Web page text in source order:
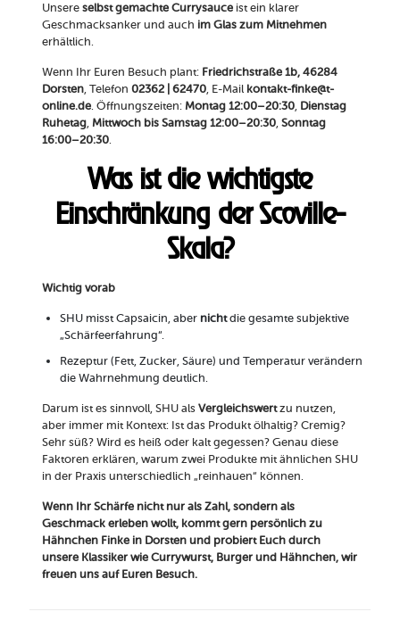
Unsere selbst gemachte Currysauceist ein klarer
Geschmacksanker und auch im Glas zum Mitnehmen
erhältlich.
Wenn Ihr Euren Besuch plant: Friedrichstraße 1b, 46284
Dorsten, Telefon 02362 | 62470, E-Mail kontakt-finke@t-
online.de. Öffnungszeiten: Montag 12:00–20:30, Dienstag
Ruhetag, Mittwoch bis Samstag 12:00–20:30, Sonntag
16:00–20:30.
Was ist die wichtigste
Einschränkung der Scoville-
Skala?
Wichtig vorab
SHU misst Capsaicin, aber nichtdie gesamte subjektive
„Schärfeerfahrung“.
Rezeptur (Fett, Zucker, Säure) und Temperatur verändern
die Wahrnehmung deutlich.
Darum ist es sinnvoll, SHU als Vergleichswertzu nutzen,
aber immer mit Kontext: Ist das Produkt ölhaltig? Cremig?
Sehr süß? Wird es heiß oder kalt gegessen? Genau diese
Faktoren erklären, warum zwei Produkte mit ähnlichen SHU
in der Praxis unterschiedlich „reinhauen“ können.
Wenn Ihr Schärfe nicht nur als Zahl, sondern als
Geschmack erleben wollt, kommt gern persönlich zu
Hähnchen Finke in Dorsten und probiert Euch durch
unsere Klassiker wie Currywurst, Burger und Hähnchen, wir
freuen uns auf Euren Besuch.